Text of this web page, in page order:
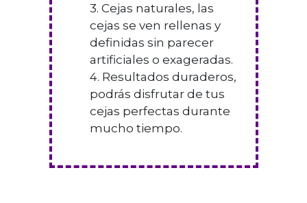
3. Cejas naturales, las
cejas se ven rellenas y
definidas sin parecer
artificiales o exageradas.
4. Resultados duraderos,
podrás disfrutar de tus
cejas perfectas durante
mucho tiempo.